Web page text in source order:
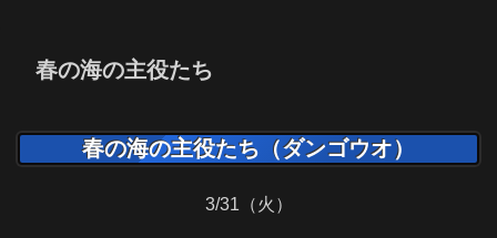
春の海の主役たち
春の海の主役たち（ダンゴウオ）
3/31（火）